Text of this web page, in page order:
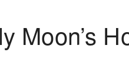
Moon’s